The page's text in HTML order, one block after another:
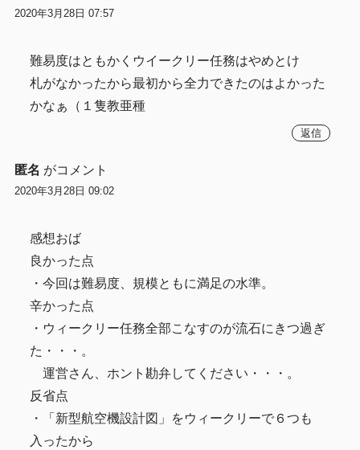
2020年3月28日 07:57
難易度はともかくウイークリー任務はやめとけ
札がなかったから最初から全力できたのはよかった
かなぁ（１隻教亜種
返信
匿名 がコメント
2020年3月28日 09:02
感想おば
良かった点
・今回は難易度、規模ともに満足の水準。
辛かった点
・ウィークリー任務全部こなすのが流石にきつ過ぎ
た・・・。
運営さん、ホント勘弁してください・・・。
反省点
・「新型航空機設計図」をウィークリーで６つも
入ったから